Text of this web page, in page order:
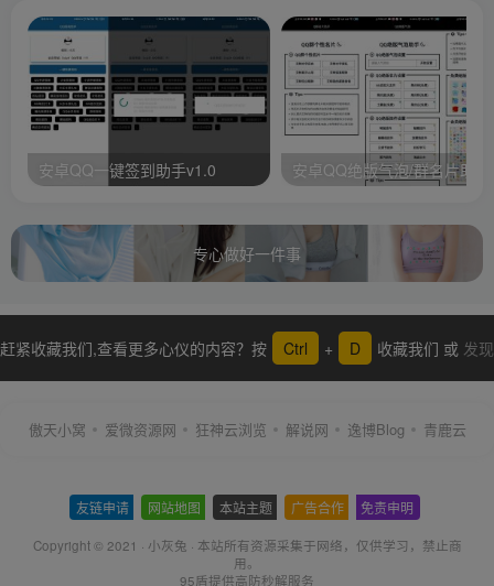
安卓QQ一键签到助手v1.0 安卓QQ绝版气泡/群名片助手
专心做好一件事
赶紧收藏我们,查看更多心仪的内容？按 Ctrl + D 收藏我们 或 发现
傲天小窝 爱微资源网 狂神云浏览 解说网 逸博Blog 青鹿云
友链申请 网站地图 本站主题 广告合作 免责申明
Copyright © 2021 · 小灰兔 · 本站所有资源采集于网络，仅供学习，禁止商
用。
95盾提供高防秒解服务